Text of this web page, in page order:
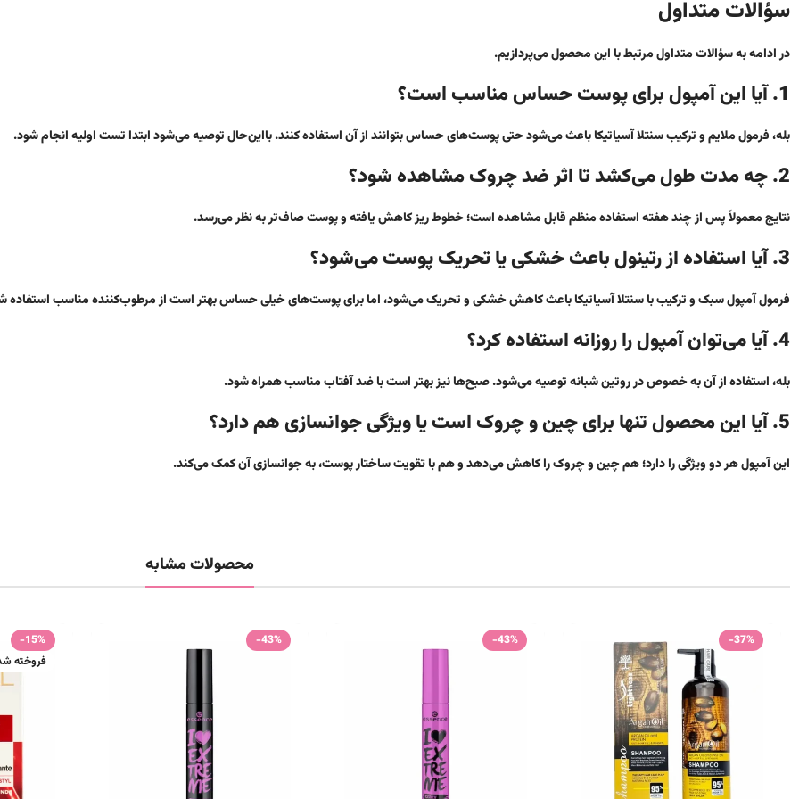
سؤالات متداول
در ادامه به سؤالات متداول مرتبط با این محصول می‌پردازیم.
1. آیا این آمپول برای پوست حساس مناسب است؟
بله، فرمول ملایم و ترکیب سنتلا آسیاتیکا باعث می‌شود حتی پوست‌های حساس بتوانند از آن استفاده کنند. با‌این‌حال توصیه می‌شود ابتدا تست اولیه انجام شود.
2. چه مدت طول می‌کشد تا اثر ضد چروک مشاهده شود؟
نتایج معمولاً پس از چند هفته استفاده منظم قابل مشاهده است؛ خطوط ریز کاهش یافته و پوست صاف‌تر به نظر می‌رسد.
3. آیا استفاده از رتینول باعث خشکی یا تحریک پوست می‌شود؟
فرمول آمپول سبک و ترکیب با سنتلا آسیاتیکا باعث کاهش خشکی و تحریک می‌شود، اما برای پوست‌های خیلی حساس بهتر است از مرطوب‌کننده مناسب استفاده
4. آیا می‌توان آمپول را روزانه استفاده کرد؟
بله، استفاده از آن به خصوص در روتین شبانه توصیه می‌شود. صبح‌ها نیز بهتر است با ضد آفتاب مناسب همراه شود.
5. آیا این محصول تنها برای چین و چروک است یا ویژگی جوانسازی هم دارد؟
این آمپول هر دو ویژگی را دارد؛ هم چین و چروک را کاهش می‌دهد و هم با تقویت ساختار پوست، به جوانسازی آن کمک می‌کند.
محصولات مشابه
-37%
-43%
-43%
-15%
فروخته